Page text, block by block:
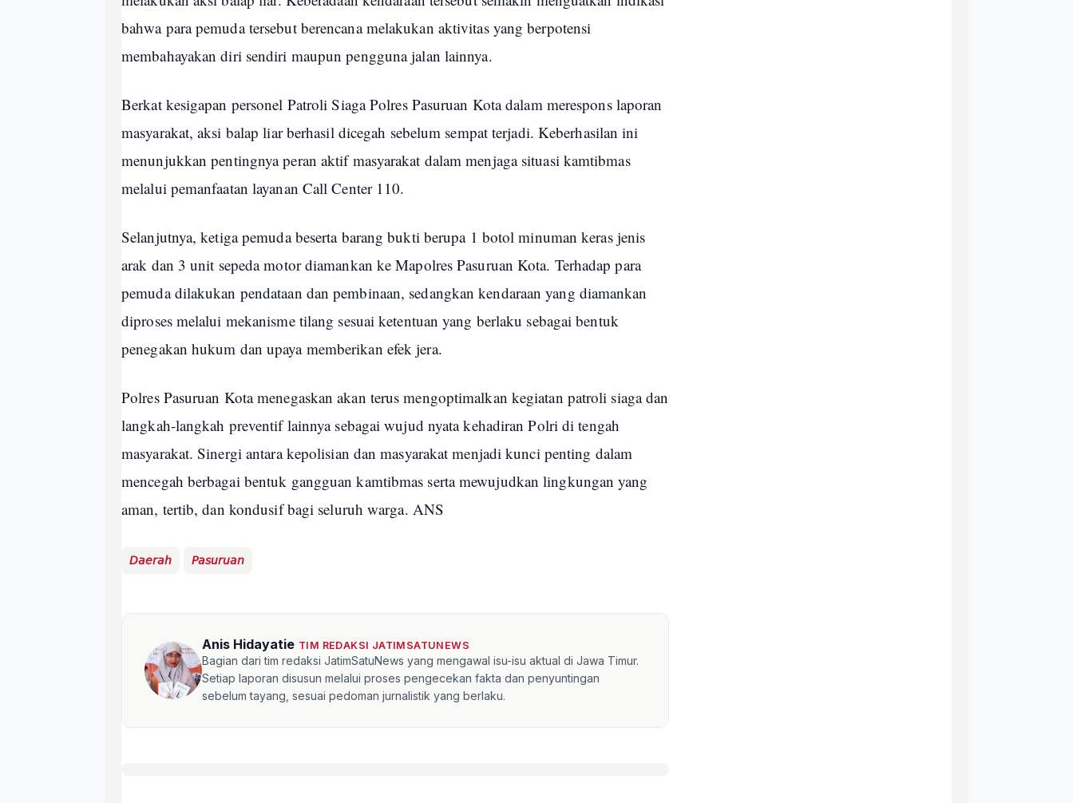
bahwa para pemuda tersebut berencana melakukan aktivitas yang berpotensi
membahayakan diri sendiri maupun pengguna jalan lainnya.
Berkat kesigapan personel Patroli Siaga Polres Pasuruan Kota dalam merespons laporan
masyarakat, aksi balap liar berhasil dicegah sebelum sempat terjadi. Keberhasilan ini
menunjukkan pentingnya peran aktif masyarakat dalam menjaga situasi kamtibmas
melalui pemanfaatan layanan Call Center 110.
Selanjutnya, ketiga pemuda beserta barang bukti berupa 1 botol minuman keras jenis
arak dan 3 unit sepeda motor diamankan ke Mapolres Pasuruan Kota. Terhadap para
pemuda dilakukan pendataan dan pembinaan, sedangkan kendaraan yang diamankan
diproses melalui mekanisme tilang sesuai ketentuan yang berlaku sebagai bentuk
penegakan hukum dan upaya memberikan efek jera.
Polres Pasuruan Kota menegaskan akan terus mengoptimalkan kegiatan patroli siaga dan
langkah-langkah preventif lainnya sebagai wujud nyata kehadiran Polri di tengah
masyarakat. Sinergi antara kepolisian dan masyarakat menjadi kunci penting dalam
mencegah berbagai bentuk gangguan kamtibmas serta mewujudkan lingkungan yang
aman, tertib, dan kondusif bagi seluruh warga. ANS
𝘋𝘢𝘦𝘳𝘢𝘩 𝘗𝘢𝘴𝘶𝘳𝘶𝘢𝘯
Anis Hidayatie TIM REDAKSI JATIMSATUNEWS
Bagian dari tim redaksi JatimSatuNews yang mengawal isu-isu aktual di Jawa Timur.
Setiap laporan disusun melalui proses pengecekan fakta dan penyuntingan
sebelum tayang, sesuai pedoman jurnalistik yang berlaku.